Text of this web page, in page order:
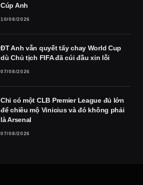
Cúp Anh
10/08/2026
ĐT Anh vẫn quyết tẩy chay World Cup
dù Chủ tịch FIFA đã cúi đầu xin lỗi
07/08/2026
Chỉ có một CLB Premier League đủ lớn
để chiêu mộ Vinicius và đó không phải
là Arsenal
07/08/2026